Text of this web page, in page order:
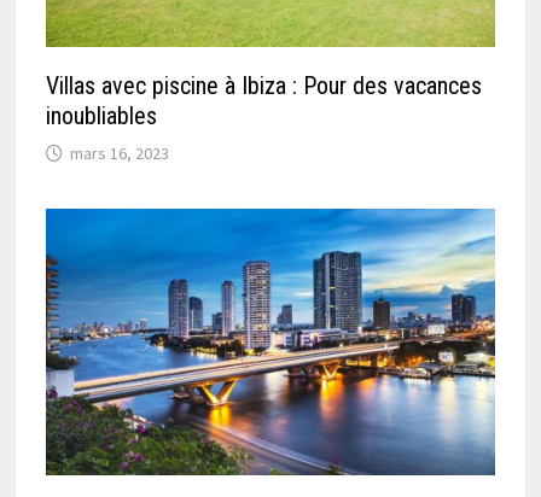
Villas avec piscine à Ibiza : Pour des vacances
inoubliables
mars 16, 2023